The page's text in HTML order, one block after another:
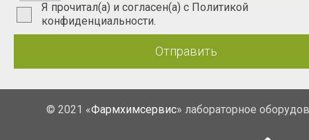
Я прочитал(а) и согласен(а) с Политикой
конфиденциальности.
Отправить
© 2021 «Фармхимсервис» лабораторное